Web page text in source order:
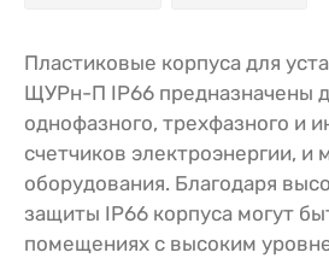
Пластиковые корпуса для
ЩУРн-П IP66 предназначены
однофазного, трехфазного и
счетчиков электроэнергии, и
оборудования. Благодаря
защиты IP66 корпуса могут
помещениях с высоким